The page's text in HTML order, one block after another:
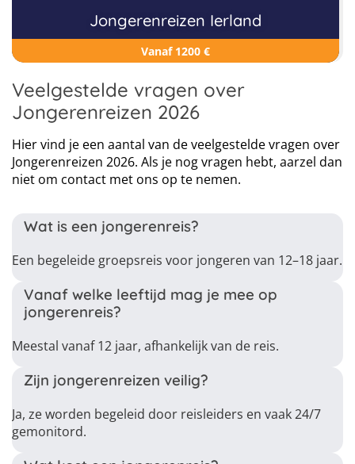
Jongerenreizen Ierland
Vanaf 1200 €
Veelgestelde vragen over
Jongerenreizen 2026
Hier vind je een aantal van de veelgestelde vragen over
Jongerenreizen 2026. Als je nog vragen hebt, aarzel dan
niet om contact met ons op te nemen.
Wat is een jongerenreis?
Een begeleide groepsreis voor jongeren van 12–18 jaar.
Vanaf welke leeftijd mag je mee op
jongerenreis?
Meestal vanaf 12 jaar, afhankelijk van de reis.
Zijn jongerenreizen veilig?
Ja, ze worden begeleid door reisleiders en vaak 24/7
gemonitord.